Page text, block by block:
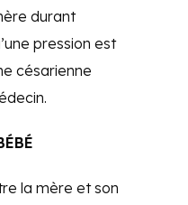
durant
pression est
césarienne
la mère et son